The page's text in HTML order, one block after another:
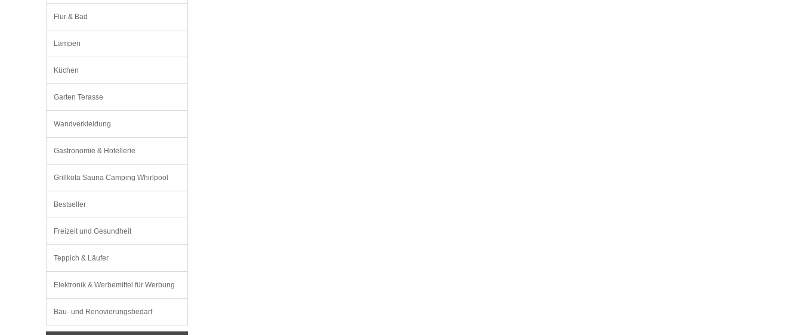
Flur & Bad
Lampen
Küchen
Garten Terasse
Wandverkleidung
Gastronomie & Hotellerie
Grillkota Sauna Camping Whirlpool
Bestseller
Freizeit und Gesundheit
Teppich & Läufer
Elektronik & Werbemittel für Werbung
Bau- und Renovierungsbedarf